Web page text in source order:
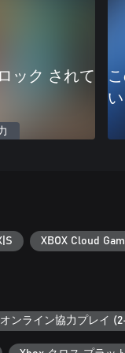
ック されて
XBOX Cloud
オンライン協力プレイ